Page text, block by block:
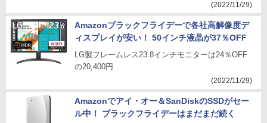
(2022/11/29)
Amazonブラックフライデーで各社高解像度デ
ィスプレイが安い！ 50インチ液晶が37％OFF
LG製フレームレス23.8インチモニターは24％OFF
の20,400円
(2022/11/29)
Amazonでアイ・オー＆SanDiskのSSDがセー
ル中！ ブラックフライデーはまだまだ続く